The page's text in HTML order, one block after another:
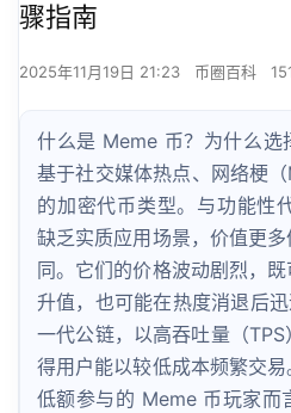
骤指南
2025年11月19日 21:23 币圈百科
什么是 Meme 币？为什么
基于社交媒体热点、网络梗
的加密代币类型。与功能性
缺乏实质应用场景，价值更
同。它们的价格波动剧烈，
升值，也可能在热度消退后
一代公链，以高吞吐量（
得用户能以较低成本频繁交易
低额参与的 Meme 币玩家而